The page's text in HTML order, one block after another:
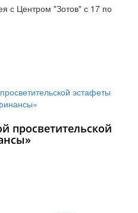
с Центром "Зотов" с 17 по
просветительской